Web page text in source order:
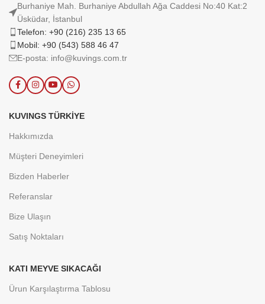
Burhaniye Mah. Burhaniye Abdullah Ağa Caddesi No:40 Kat:2
Üsküdar, İstanbul
Telefon: +90 (216) 235 13 65
Mobil: +90 (543) 588 46 47
E-posta: info@kuvings.com.tr
KUVINGS TÜRKIYE
Hakkımızda
Müşteri Deneyimleri
Bizden Haberler
Referanslar
Bize Ulaşın
Satış Noktaları
KATI MEYVE SIKACAĞI
Ürun Karşılaştırma Tablosu